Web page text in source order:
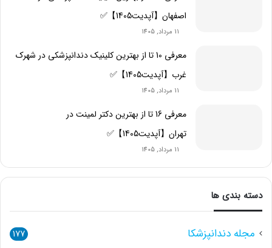
اصفهان【آپدیت1405】✅
11 مرداد, 1405
معرفی 10 تا از بهترین کلینیک دندانپزشکی در شهرک
غرب【آپدیت1405】✅
11 مرداد, 1405
معرفی 16 تا از بهترین دکتر لمینت در
تهران【آپدیت1405】✅
11 مرداد, 1405
دسته بندی ها
مجله دندانپزشکا 177